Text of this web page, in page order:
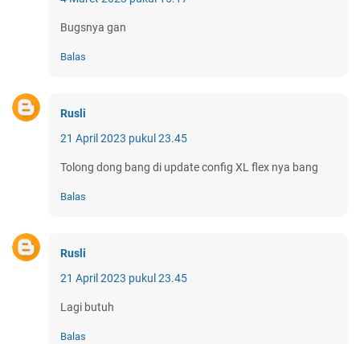
Bugsnya gan
Balas
Rusli
21 April 2023 pukul 23.45
Tolong dong bang di update config XL flex nya bang
Balas
Rusli
21 April 2023 pukul 23.45
Lagi butuh
Balas